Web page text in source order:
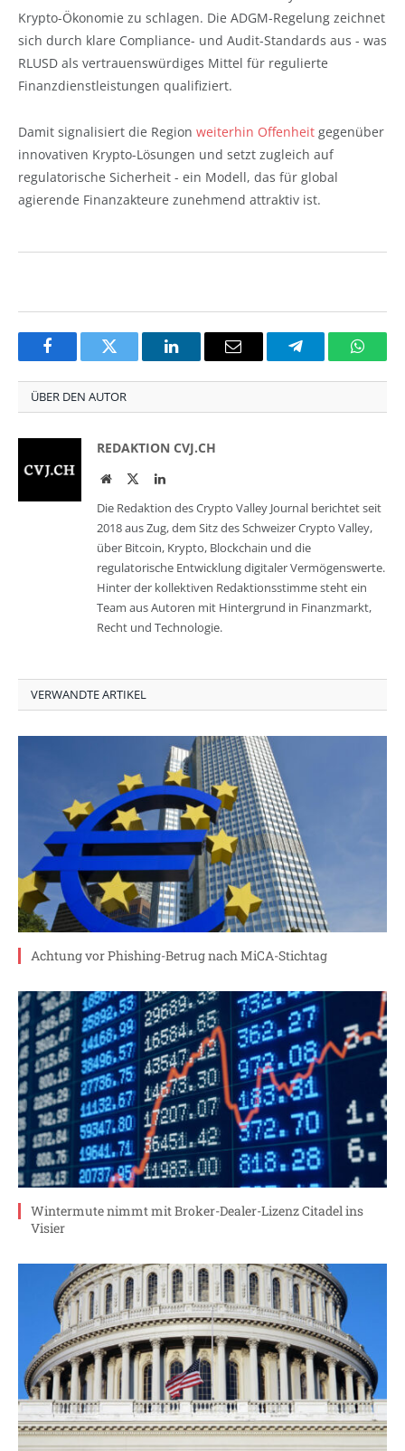
Krypto-Ökonomie zu schlagen. Die ADGM-Regelung zeichnet
sich durch klare Compliance- und Audit-Standards aus - was
RLUSD als vertrauenswürdiges Mittel für regulierte
Finanzdienstleistungen qualifiziert.
Damit signalisiert die Region weiterhin Offenheit gegenüber
innovativen Krypto-Lösungen und setzt zugleich auf
regulatorische Sicherheit - ein Modell, das für global
agierende Finanzakteure zunehmend attraktiv ist.
FacebookTwitter LinkedInEmail Telegram
ÜBER DEN AUTOR
REDAKTION CVJ.CH
WebsiteTwitterLinkedIn
Die Redaktion des Crypto Valley Journal berichtet seit
2018 aus Zug, dem Sitz des Schweizer Crypto Valley,
über Bitcoin, Krypto, Blockchain und die
regulatorische Entwicklung digitaler Vermögenswerte.
Hinter der kollektiven Redaktionsstimme steht ein
Team aus Autoren mit Hintergrund in Finanzmarkt,
Recht und Technologie.
VERWANDTE ARTIKEL
Achtung vor Phishing-Betrug nach MiCA-Stichtag
Wintermute nimmt mit Broker-Dealer-Lizenz Citadel ins
Visier